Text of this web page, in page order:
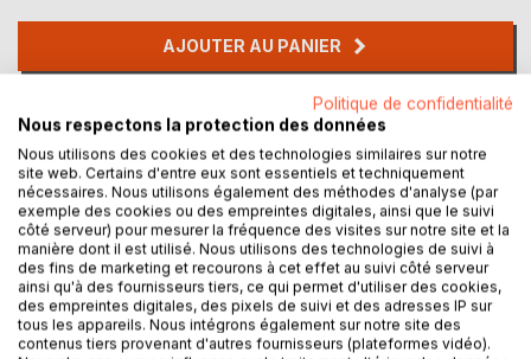
AJOUTER AU PANIER
Ajouter à ma liste d'envies
Laisser un avis
DESCRIPTION
Politique de confidentialité
Nous respectons la protection des données
Nous utilisons des cookies et des technologies similaires sur notre
site web. Certains d'entre eux sont essentiels et techniquement
nécessaires. Nous utilisons également des méthodes d'analyse (par
exemple des cookies ou des empreintes digitales, ainsi que le suivi
côté serveur) pour mesurer la fréquence des visites sur notre site et la
manière dont il est utilisé. Nous utilisons des technologies de suivi à
des fins de marketing et recourons à cet effet au suivi côté serveur
ainsi qu'à des fournisseurs tiers, ce qui permet d'utiliser des cookies,
des empreintes digitales, des pixels de suivi et des adresses IP sur
tous les appareils. Nous intégrons également sur notre site des
contenus tiers provenant d'autres fournisseurs (plateformes vidéo).